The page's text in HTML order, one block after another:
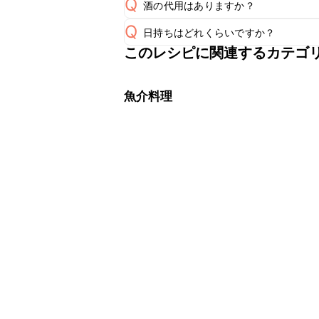
A
Q 酒の代用はありますか？
A
Q 日持ちはどれくらいですか？
保存期間は冷蔵で当日中が目安です
※日持ちは目安です。
このレシピに関連するカテゴ
魚介料理